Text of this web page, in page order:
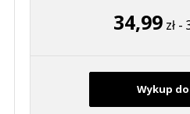
34,99 zł -
Wykup